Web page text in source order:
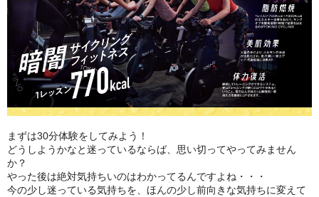
まずは30分体験をしてみよう！
どうしようかなと迷っているならば、思い切ってやってみません
か？
やった後は絶対気持ちいのはわかってるんですよね・・・
今の少し迷っている気持ちを、ほんの少し前向きな気持ちに変えて